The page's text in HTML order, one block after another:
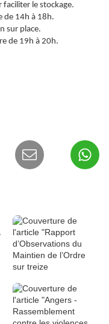
le stockage.
14h à 18h.
sur place.
de 19h à 20h.